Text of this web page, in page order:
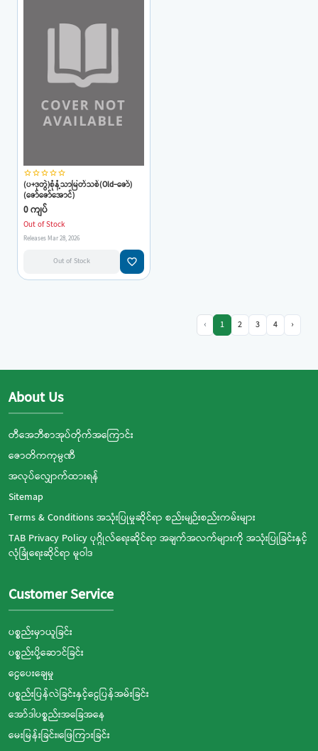
star_borderstar_borderstar_borderstar_borderstar_border
(ပ+ဒုတွဲ)စုံနံ့သာမြတ်သစ်(Old-ဇော်)
(ဇော်ဇော်အောင်)
0 ကျပ်
Out of Stock
Releases Mar 28, 2026
Out of Stock favorite_border
‹ 1 2 3 4 ›
About Us
တီအေဘီစာအုပ်တိုက်အကြောင်း
ဇောတိကကုမ္ပဏီ
အလုပ်လျှောက်ထားရန်
Sitemap
Terms & Conditions အသုံးပြုမှုဆိုင်ရာ စည်းမျဉ်းစည်းကမ်းများ
TAB Privacy Policy ပုဂ္ဂိုလ်ရေးဆိုင်ရာ အချက်အလက်များကို အသုံးပြုခြင်းနှင့်
လုံခြုံရေးဆိုင်ရာ မူဝါဒ
Customer Service
ပစ္စည်းမှာယူခြင်း
ပစ္စည်းပို့ဆောင်ခြင်း
ငွေပေးချေမှု
ပစ္စည်းပြန်လဲခြင်းနှင့်ငွေပြန်အမ်းခြင်း
အော်ဒါပစ္စည်းအခြေအနေ
မေးမြန်းခြင်း၊ဖြေကြားခြင်း